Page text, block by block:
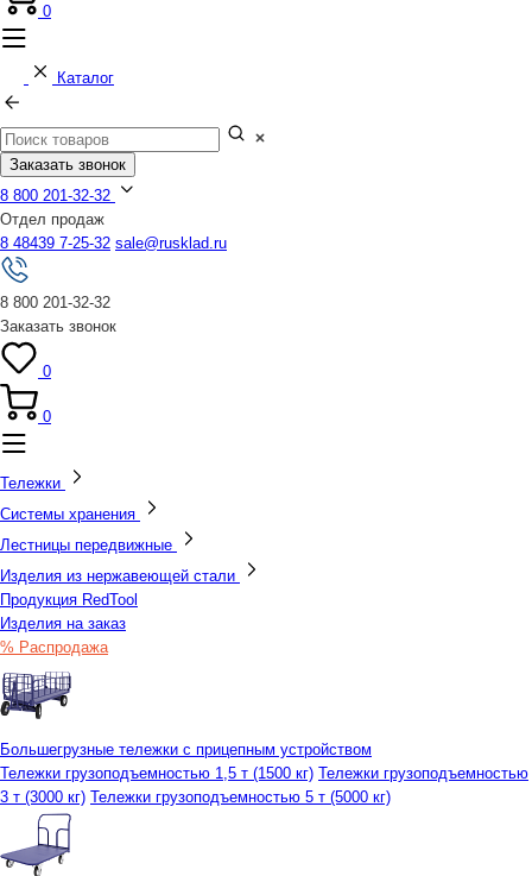
0
Каталог
Заказать звонок
8 800 201-32-32
Отдел продаж
8 48439 7-25-32 sale@rusklad.ru
8 800 201-32-32
Заказать звонок
0
0
Тележки
Системы хранения
Лестницы передвижные
Изделия из нержавеющей стали
Продукция RedTool
Изделия на заказ
% Распродажа
Большегрузные тележки с прицепным устройством
Тележки грузоподъемностью 1,5 т (1500 кг) Тележки грузоподъемностью
3 т (3000 кг) Тележки грузоподъемностью 5 т (5000 кг)